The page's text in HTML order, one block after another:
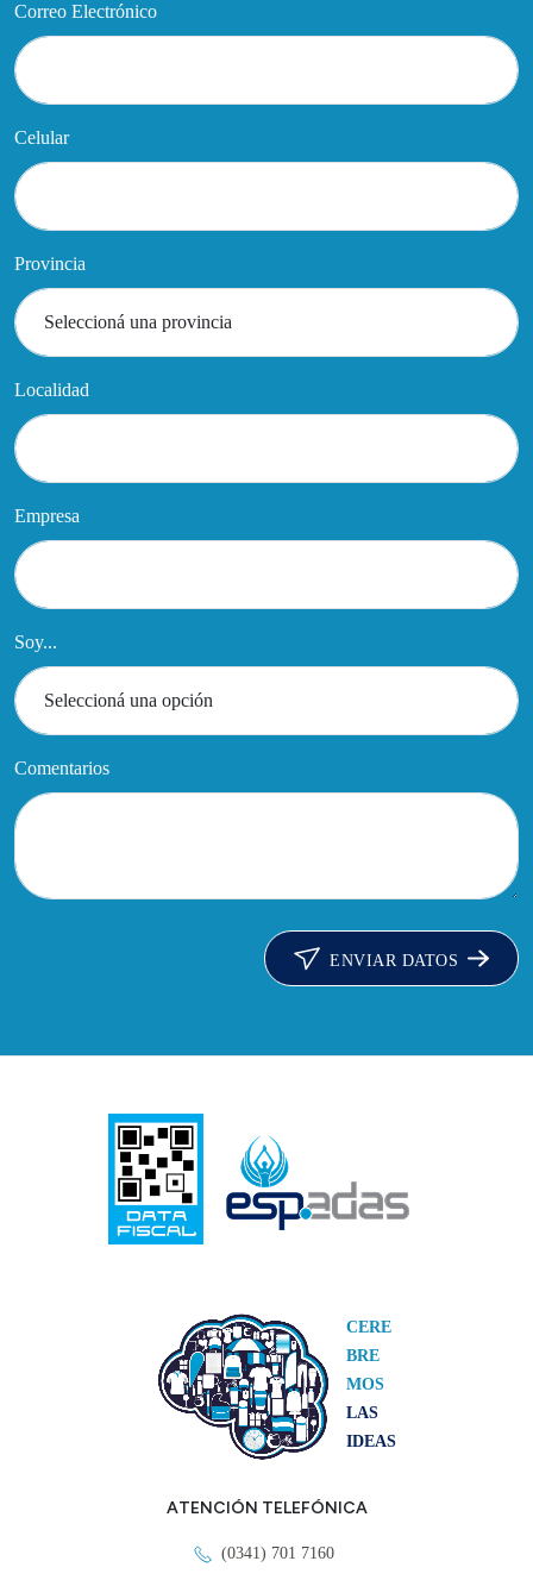
Correo Electrónico
Celular
Provincia
Localidad
Empresa
Soy...
Comentarios
ENVIAR DATOS
CERE
BRE
MOS
LAS
IDEAS
ATENCIÓN TELEFÓNICA
(0341) 701 7160